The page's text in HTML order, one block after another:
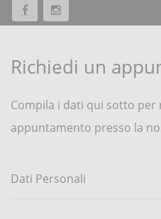
Richiedi un
Compila i dati qui sotto per
appuntamento presso la
Dati Personali